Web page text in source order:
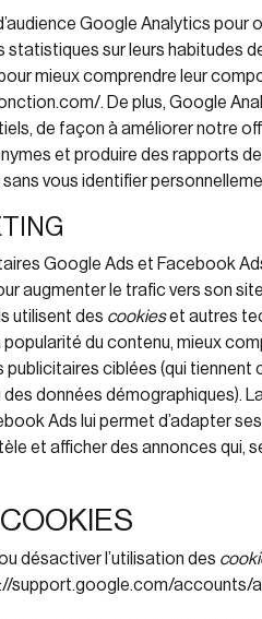
Google Analytics
sur leurs habitudes
mieux comprendre leur
. De plus, Google
de façon à améliorer notre
et produire des rapports
sans vous identifier
Google Ads et Facebook
augmenter le trafic vers son site
utilisent des cookieset autres
popularité du contenu, mieux
publicitaires ciblées (qui
données démographiques).
Ads lui permet d’adapter
et afficher des annonces qui,
désactiver l’utilisation des
support.google.com/accounts/